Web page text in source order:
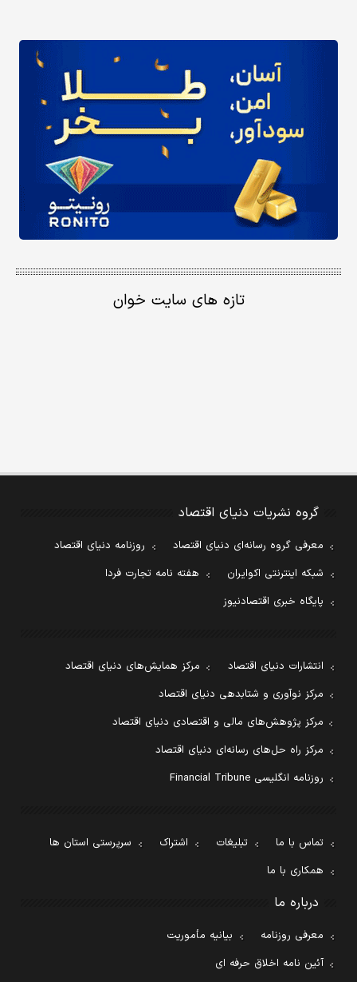
تازه های سایت خوان
گروه نشریات دنیای اقتصاد
معرفی گروه رسانه‌ای دنیای اقتصاد
روزنامه دنیای اقتصاد
شبکه اینترنتی اکوایران
هفته نامه تجارت فردا
پایگاه خبری اقتصادنیوز
انتشارات دنیای اقتصاد
مرکز همایش‌های دنیای اقتصاد
مرکز نوآوری و شتابدهی دنیای اقتصاد
مرکز پژوهش‌های مالی و اقتصادی دنیای اقتصاد
مرکز راه حل‌های رسانه‌ای دنیای اقتصاد
روزنامه انگلیسی Financial Tribune
تماس با ما تبلیغات اشتراک
سرپرستی استان ها
همکاری با ما
درباره ما
معرفی روزنامه
بیانیه مأموریت
آئین نامه اخلاق حرفه ای